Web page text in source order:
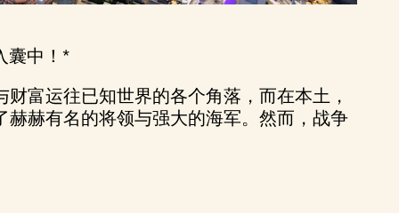
囊中！*
富运往已知世界的各个角落，而在本土，
赫有名的将领与强大的海军。然而，战争